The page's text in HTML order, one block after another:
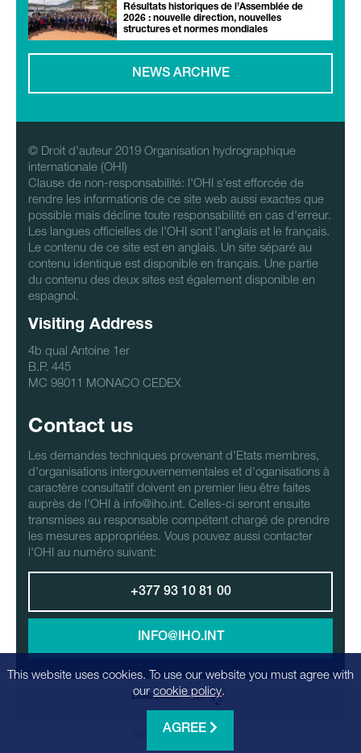
Résultats historiques de l’Assemblée de
2026 : nouvelle direction, nouvelles
structures et normes mondiales
NEWS ARCHIVE
© Droit d'auteur 2019 Organisation hydrographique
internationale (OHI)
Clause de non-responsabilité: l'OHI s'est efforcée de
rendre les informations de ce site web aussi exactes que
possible mais décline toute responsabilité en cas d'erreur.
Les langues officielles de l'OHI sont l'anglais et le français.
Le contenu de ce site est en anglais. Un site séparé au
contenu identique est disponible en français. Une partie
du contenu des deux sites est également disponible en
espagnol.
Visiting Address
4b qual Antoine 1er
B.P. 445
MC 98011 MONACO CEDEX
Contact us
Les demandes techniques provenant d'Etats membres,
d'organisations intergouvernementales et d'oganisations à
caractère consultatif doivent en premier lieu être faites
auprès de l'OHI à info@iho.int. Celles-ci seront ensuite
transmises au responsable compétent chargé de prendre
les mesures appropriées. Vous pouvez aussi contacter
l'OHI au numéro suivant:
+377 93 10 81 00
INFO@IHO.INT
LANGUAGE:
© 2026 - RealizationFactrics
This website uses cookies. To use our website you must agree with
our cookie policy.
AGREE